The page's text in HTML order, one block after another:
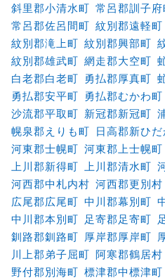
斜里郡小清水町 常呂郡訓子府
常呂郡佐呂間町 紋別郡遠軽町
紋別郡滝上町 紋別郡興部町
紋別郡雄武町 網走郡大空町
白老郡白老町
勇払郡厚真町
勇払郡安平町
勇払郡むかわ町
沙流郡平取町 新冠郡新冠町
幌泉郡えりも町
日高郡新ひだ
河東郡士幌町 河東郡上士幌町
上川郡新得町
上川郡清水町
河西郡中札内村 河西郡更別村
広尾郡広尾町 中川郡幕別町
中川郡本別町
足寄郡足寄町
釧路郡釧路町
厚岸郡厚岸町
川上郡弟子屈町 阿寒郡鶴居村
野付郡別海町 標津郡中標津町